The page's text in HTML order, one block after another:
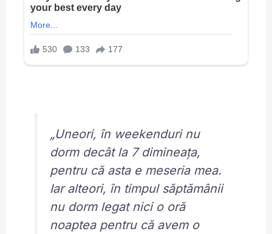
„Uneori, în weekenduri nu
dorm decât la 7 dimineața,
pentru că asta e meseria mea.
Iar alteori, în timpul săptămânii
nu dorm legat nici o oră
noaptea pentru că avem o